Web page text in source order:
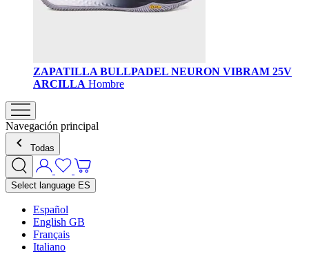
ZAPATILLA BULLPADEL NEURON VIBRAM 25V
ARCILLA Hombre
Navegación principal
Todas
Select language ES
Español
English GB
Français
Italiano